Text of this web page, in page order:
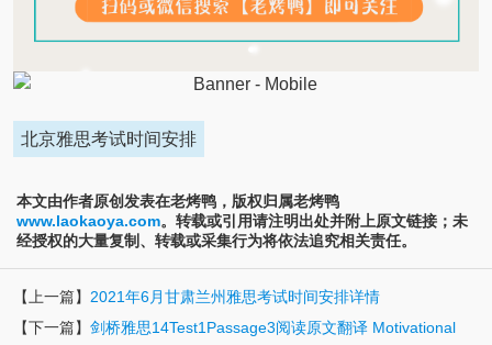
北京雅思考试时间安排
本文由作者原创发表在老烤鸭，版权归属老烤鸭
www.laokaoya.com。转载或引用请注明出处并附上原文链接；未
经授权的大量复制、转载或采集行为将依法追究相关责任。
【上一篇】 2021年6月甘肃兰州雅思考试时间安排详情
【下一篇】 剑桥雅思14Test1Passage3阅读原文翻译 Motivational